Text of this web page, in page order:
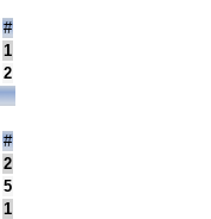
#
1
2
#
2
5
1